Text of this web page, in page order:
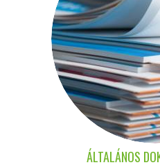
ÁLTALÁNOS